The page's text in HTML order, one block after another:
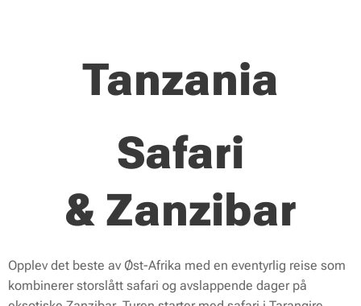
Tanzania
Safari
& Zanzibar
Opplev det beste av Øst-Afrika med en eventyrlig reise som
kombinerer storslått safari og avslappende dager på